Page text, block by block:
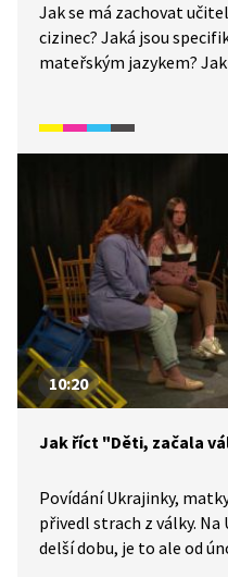
Jak se má zachovat
cizinec? Jaká jsou
mateřským jazykem?
programová ředitelka
Video navazuje na 9.
10:20
Jak říct "Děti, začala
Povídání Ukrajinky,
přivedl strach z války.
delší dobu, je to ale od